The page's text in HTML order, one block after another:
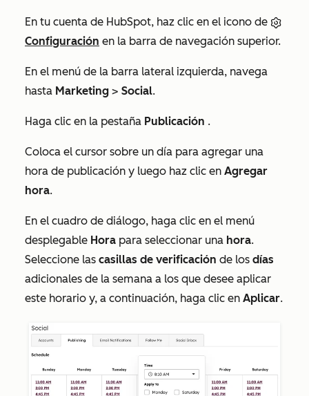
En tu cuenta de HubSpot, haz clic en el icono de
Configuración en la barra de navegación superior.
En el menú de la barra lateral izquierda, navega
hasta Marketing > Social.
Haga clic en la pestaña Publicación .
Coloca el cursor sobre un día para agregar una
hora de publicación y luego haz clic en Agregar
hora.
En el cuadro de diálogo, haga clic en el menú
desplegable Hora para seleccionar una hora.
Seleccione las casillas de verificación de los días
adicionales de la semana a los que desee aplicar
este horario y, a continuación, haga clic en Aplicar.